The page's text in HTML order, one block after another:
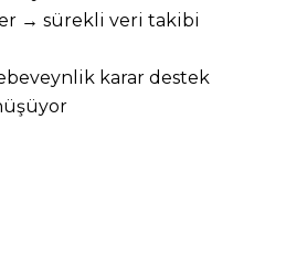
→ sürekli veri takibi
karar destek